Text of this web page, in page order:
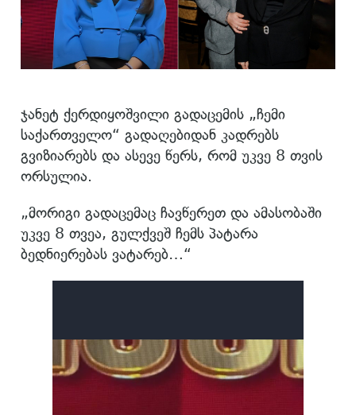
ჯანეტ ქერდიყოშვილი გადაცემის „ჩემი
საქართველო“ გადაღებიდან კადრებს
გვიზიარებს და ასევე წერს, რომ უკვე 8 თვის
ორსულია.
„მორიგი გადაცემაც ჩავწერეთ და ამასობაში
უკვე 8 თვეა, გულქვეშ ჩემს პატარა
ბედნიერებას ვატარებ…“